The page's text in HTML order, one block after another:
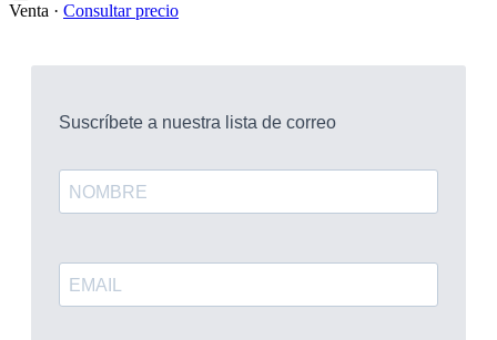
Venta · Consultar precio